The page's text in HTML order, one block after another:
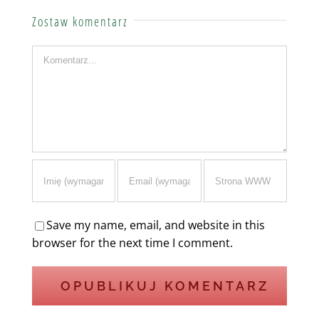
Zostaw komentarz
Komentarz
Save my name, email, and website in this
browser for the next time I comment.